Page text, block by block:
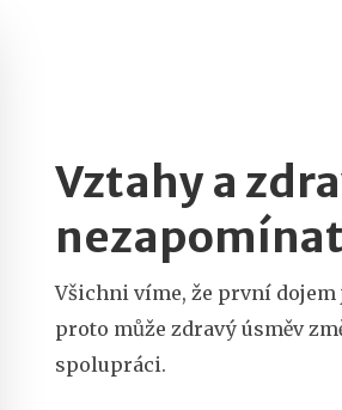
Vztahy a
nezapomínat
Všichni víme, že první dojem
proto může zdravý úsměv
spolupráci.